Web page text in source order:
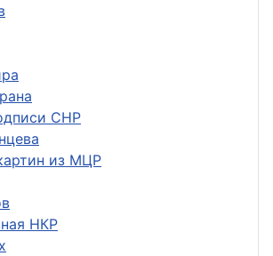
СНР
из МЦР
НКР